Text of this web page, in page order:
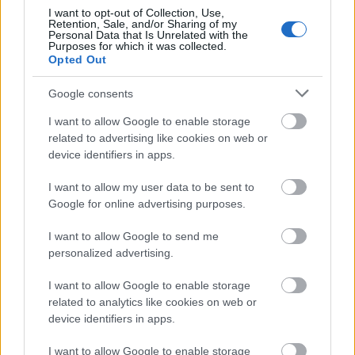
I want to opt-out of Collection, Use,
Retention, Sale, and/or Sharing of my
Personal Data that Is Unrelated with the
Purposes for which it was collected.
Opted Out
Google consents
I want to allow Google to enable storage
related to advertising like cookies on web or
device identifiers in apps.
I want to allow my user data to be sent to
Google for online advertising purposes.
I want to allow Google to send me
personalized advertising.
I want to allow Google to enable storage
related to analytics like cookies on web or
device identifiers in apps.
I want to allow Google to enable storage
Scott Derrickson szerint inkább egyfajta újramesélésről van szó,
mint rimékről, vagyis inkább feldolgoztak egy már meglévő,
remek történetet, hogy megálljon a mai korban is. Például ezt
támasztja alá az, hogy Reeves szerint Klaatu régen idegen volt
emberi testtel, itt pedig idegen emberi testben - nem ugyanaz...
forgatókönyv nagyban merített Edmund H. North eredeti
szkriptjéből, amely egyébiránt Harry Bates
Farewell to the Master
című 1940-es novellájából készült.
eddig olyan munkák fűződnek, mint: 2000-es Hellraiser (nem
tudom pontosan melyik),Rémségek könyve 2.
kettőt láttam és megvan a véleményem róluk...
Jaden Smith
egyébként Will Smith fia, egy mellékszerepben pedig felbukkan
John Cleese, aki ezúttal drámai alakítást nyújt. Akit pedig még
érdemes megemlíteni, az Ken Kirzinger - egy apró szerepben
tűnik fel - bevallom, én nem ismertem fel őt. Az úriember a
VIII. részében egy szakácsot játszott, akit a hokimaszkos kinyír!